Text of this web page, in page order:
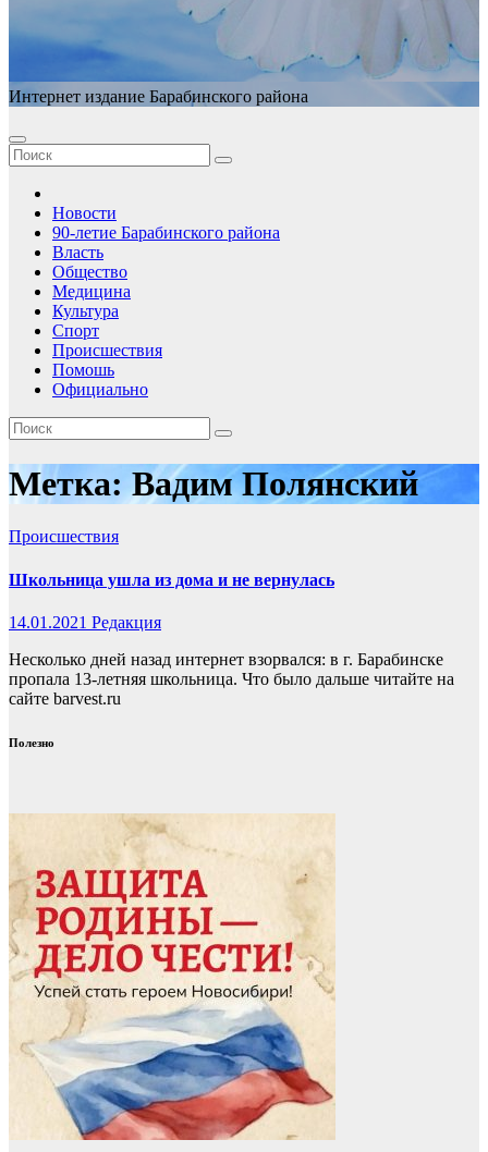
Интернет издание Барабинского района
Новости
90-летие Барабинского района
Власть
Общество
Медицина
Культура
Спорт
Происшествия
Помошь
Официально
Метка:Вадим Полянский
Происшествия
Школьница ушла из дома и не вернулась
14.01.2021 Редакция
Несколько дней назад интернет взорвался: в г. Барабинске
пропала 13-летняя школьница. Что было дальше читайте на
сайте barvest.ru
Полезно